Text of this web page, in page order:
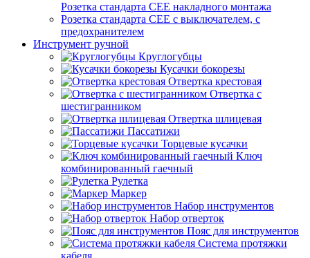
Розетка стандарта СЕЕ накладного монтажа
Розетка стандарта СЕЕ с выключателем, с
предохранителем
Инструмент ручной
Круглогубцы
Кусачки бокорезы
Отвертка крестовая
Отвертка с
шестигранником
Отвертка шлицевая
Пассатижи
Торцевые кусачки
Ключ
комбинированный гаечный
Рулетка
Маркер
Набор инструментов
Набор отверток
Пояс для инструментов
Система протяжки
кабеля